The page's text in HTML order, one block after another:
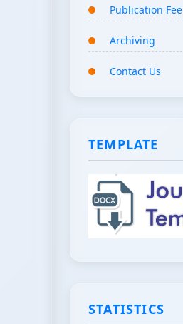
Publication Fee
Archiving
Contact Us
TEMPLATE
STATISTICS